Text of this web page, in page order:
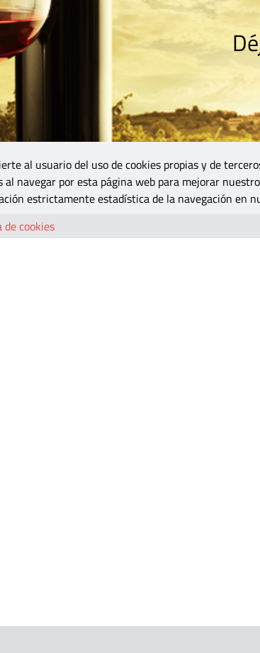
al usuario del uso de cookies propias y de
al navegar por esta página web para mejorar
estrictamente estadística de la navegación en
de cookies